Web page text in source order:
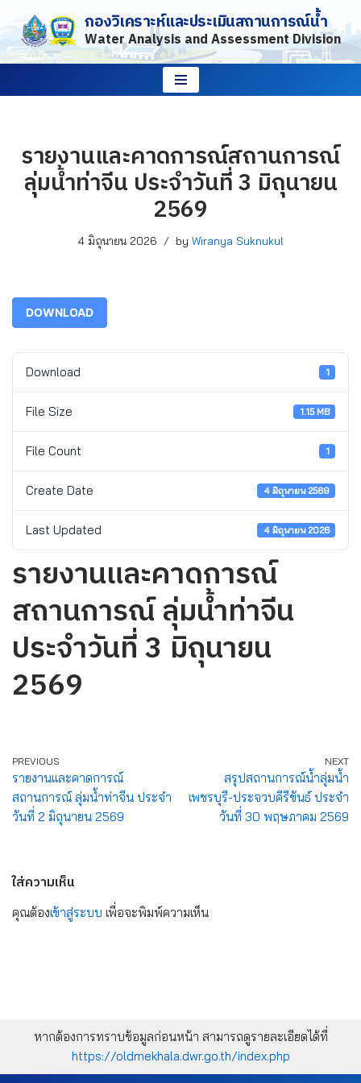
Skip
to
กองวิเคราะห์และประเมินสถานการณ์น้ำ
Water Analysis and Assessment Division
รายงานและคาดการณ์สถานการณ์
ลุ่มน้ำท่าจีน ประจำวันที่ 3 มิถุนายน
2569
4 มิถุนายน 2026 by Wiranya Suknukul
DOWNLOAD
Download 1
File Size 1.15 MB
File Count 1
Create Date 4 มิถุนายน 2569
Last Updated 4 มิถุนายน 2026
รายงานและคาดการณ์
สถานการณ์ ลุ่มน้ำท่าจีน
ประจำวันที่ 3 มิถุนายน
2569
PREVIOUS
รายงานและคาดการณ์
สถานการณ์ ลุ่มน้ำท่าจีน ประจำ
วันที่ 2 มิถุนายน 2569
NEXT
สรุปสถานการณ์น้ำลุ่มน้ำ
เพชรบุรี-ประจวบคีรีขันธ์ ประจำ
วันที่ 30 พฤษภาคม 2569
ใส่ความเห็น
คุณต้องเข้าสู่ระบบ เพื่อจะพิมพ์ความเห็น
หากต้องการทราบข้อมูลก่อนหน้า สามารถดูรายละเอียดได้ที่
https://oldmekhala.dwr.go.th/index.php